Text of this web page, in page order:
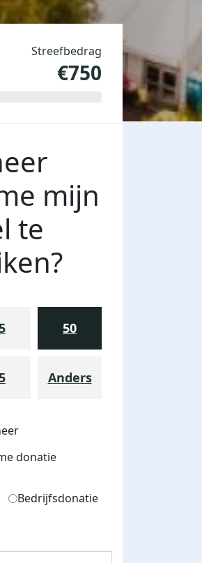
Streefbedrag
€750
mijn
te
50
Anders
donatie
Bedrijfsdonatie